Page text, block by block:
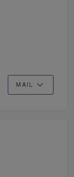
MAIL